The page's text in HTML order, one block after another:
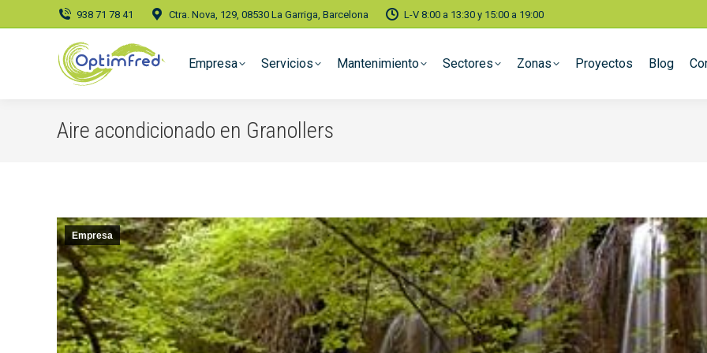
938 71 78 41 Ctra. Nova, 129, 08530 La Garriga, Barcelona L-V 8:00 a 13:30 y 15:00 a 19:00
Empresa Servicios Mantenimiento Sectores Zonas Proyectos Blog
Aire acondicionado en Granollers
Empresa